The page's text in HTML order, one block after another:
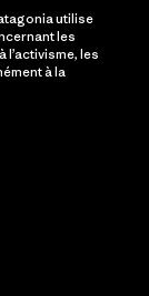
utilise
les
les
à la